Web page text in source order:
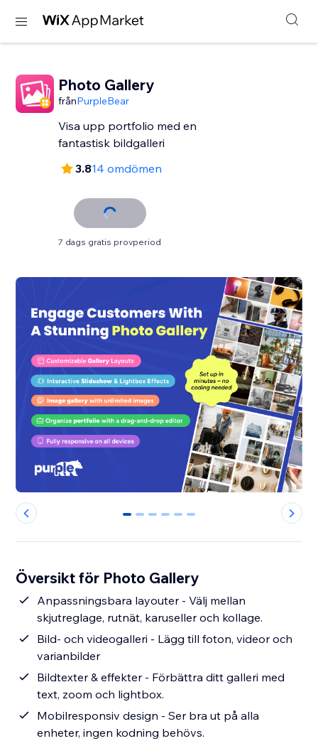
Photo Gallery
frånPurpleBear
Visa upp portfolio med en
fantastisk bildgalleri
3.814 omdömen
7 dags gratis provperiod
0 1 2 3 4 5
Översikt för Photo Gallery
Anpassningsbara layouter - Välj mellan
skjutreglage, rutnät, karuseller och kollage.
Bild- och videogalleri - Lägg till foton, videor och
varianbilder
Bildtexter & effekter - Förbättra ditt galleri med
text, zoom och lightbox.
Mobilresponsiv design - Ser bra ut på alla
enheter, ingen kodning behövs.